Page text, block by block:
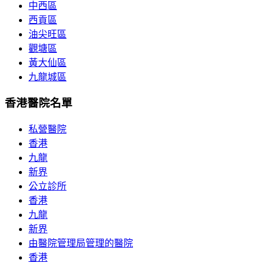
中西區
西貢區
油尖旺區
觀塘區
黃大仙區
九龍城區
香港醫院名單
私營醫院
香港
九龍
新界
公立診所
香港
九龍
新界
由醫院管理局管理的醫院
香港